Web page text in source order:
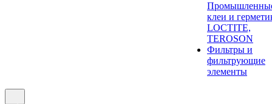
клеи и
LOCTITE,
TEROSON
Фильтры и
фильтрующие
элементы